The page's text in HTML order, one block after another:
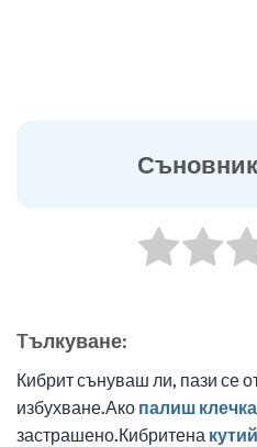
Tълкуване:
Кибрит сънуваш ли, пази се
избухване.Ако палиш клечка
застрашено.Кибритена